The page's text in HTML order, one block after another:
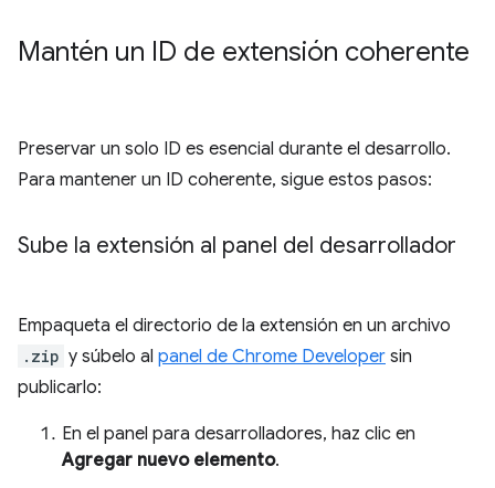
Mantén un ID de extensión coherente
Preservar un solo ID es esencial durante el desarrollo.
Para mantener un ID coherente, sigue estos pasos:
Sube la extensión al panel del desarrollador
Empaqueta el directorio de la extensión en un archivo
.zip y súbelo al panel de Chrome Developer sin
publicarlo:
En el panel para desarrolladores, haz clic en
Agregar nuevo elemento.